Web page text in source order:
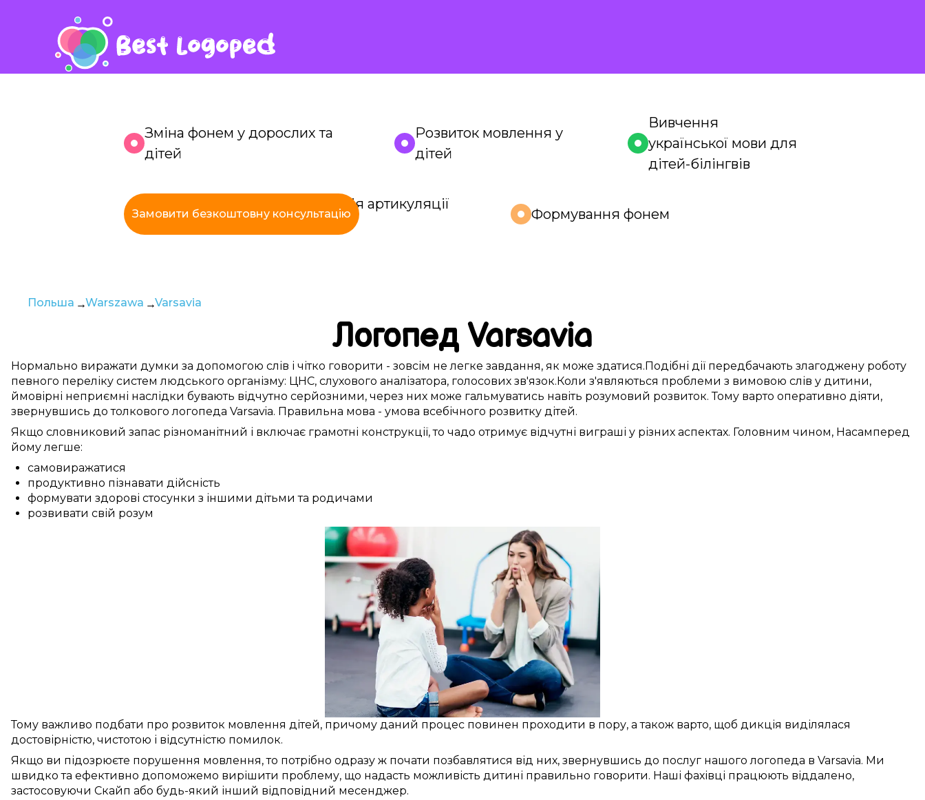
Зміна фонем у дорослих та
дітей
Розвиток мовлення у
дітей
Вивчення
української мови для
дітей-білінгвів
Корекція артикуляції
звуків
Формування фонем
Замовити безкоштовну консультацію
Польша Warszawa Varsavia
Логопед Varsavia
Нормально виражати думки за допомогою слів і чітко говорити - зовсім нелегке завдання, як може здатися.Подібні дії передбачають злагоджену роботу
певного переліку системлюдського організму: ЦНС, слухового аналізатора, голосових зв'язок.Коли з'являються проблеми з вимовою слів у дитини,
ймовірні неприємні наслідки бувають відчутно серйозними, через них може гальмуватись навіть розумовий розвиток.Тому варто оперативно діяти,
звернувшись до толкового логопеда Varsavia. Правильна мова - умова всебічного розвитку дітей.
Якщо словниковий запас різноманітний і включає грамотні конструкції, то чадо отримує відчутні виграші у різних аспектах. Головним чином, Насамперед
йомулегше:
самовиражатися
продуктивно пізнавати дійсність
формувати здорові стосунки з іншими дітьми та родичами
розвивати свій розум
Тому важливо подбати про розвиток мовлення дітей, причому даний процес повинен проходити в пору, а також варто, щоб дикція виділялася
достовірністю, чистотою і відсутністю помилок.
Якщо ви підозрюєте порушення мовлення, то потрібно одразу ж почати позбавлятися від них, звернувшись до послуг нашого логопеда в Varsavia. Ми
швидко та ефективно допоможемо вирішити проблему, що надасть можливість дитині правильно говорити. Наші фахівці працюють віддалено,
застосовуючи Скайп або будь-який інший відповідний месенджер.